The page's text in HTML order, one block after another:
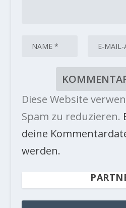
Diese Website
Spam zu reduzieren.
deine
werden.